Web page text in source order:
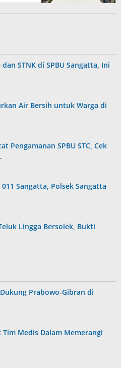
STNK di SPBU Sangatta, Ini
Air Bersih untuk Warga di
Pengamanan SPBU STC, Cek
Sangatta, Polsek Sangatta
Lingga Bersolek, Bukti
Prabowo-Gibran di
Medis Dalam Memerangi